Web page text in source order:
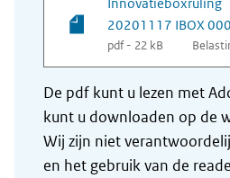
20201117 IBOX
pdf - 22 kB
De pdf kunt u lezen met
kunt u downloaden op de
Wij zijn niet
en het gebruik van de